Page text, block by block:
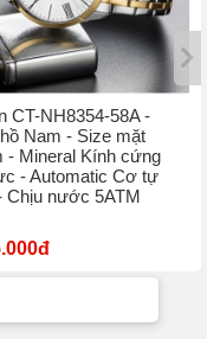
CT-NH8354-58A -
Nam - Size mặt
- Mineral Kính cứng
- Automatic Cơ tự
Chịu nước 5ATM